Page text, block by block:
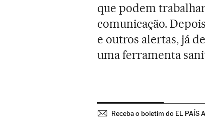
que podem
comunicação.
e outros alertas, já
uma ferramenta
Receba o boletim do EL PAÍS